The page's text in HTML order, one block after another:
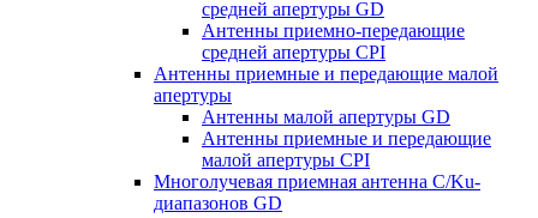
средней апертуры GD
Антенны приемно-передающие
средней апертуры CPI
Антенны приемные и передающие малой
апертуры
Антенны малой апертуры GD
Антенны приемные и передающие
малой апертуры CPI
Многолучевая приемная антенна С/Ku-
диапазонов GD